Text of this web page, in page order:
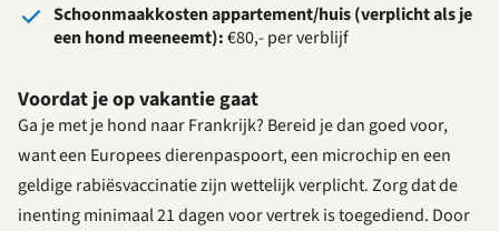
Schoonmaakkosten appartement/huis (verplicht als je
een hond meeneemt):€80,- per verblijf
Voordat je op vakantie gaat
Ga je met je hond naar Frankrijk? Bereid je dan goed voor,
want een Europees dierenpaspoort, een microchip en een
geldige rabiësvaccinatie zijn wettelijk verplicht. Zorg dat de
inenting minimaal 21 dagen voor vertrek is toegediend. Door